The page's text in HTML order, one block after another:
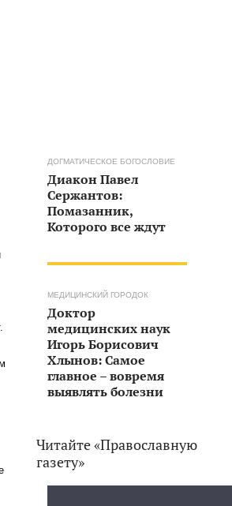
ДОГМАТИЧЕСКОЕ БОГОСЛОВИЕ
Диакон Павел
Сержантов:
Помазанник,
Которого все ждут
МЕДИЦИНСКИЙ ГОРОДОК
Доктор
медицинских наук
Игорь Борисович
Хлынов: Самое
главное – вовремя
выявлять болезни
Читайте «Православную
газету»